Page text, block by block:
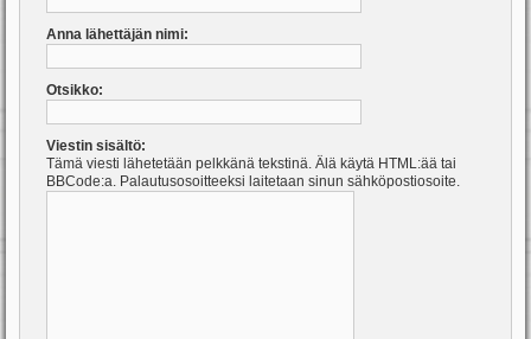
Anna lähettäjän nimi:
Otsikko:
Viestin sisältö:
Tämä viesti lähetetään pelkkänä tekstinä. Älä käytä HTML:ää tai
BBCode:a. Palautusosoitteeksi laitetaan sinun sähköpostiosoite.